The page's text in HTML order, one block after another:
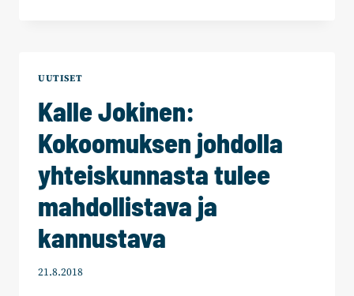
UUTISET
Kalle Jokinen:
Kokoomuksen johdolla
yhteiskunnasta tulee
mahdollistava ja
kannustava
21.8.2018